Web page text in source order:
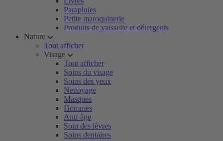
Parapluies
Petite maroquinerie
Produits de vaisselle et détergents
Nature
Tout afficher
Visage
Tout afficher
Soins du visage
Soins des yeux
Nettoyage
Masques
Hommes
Anti-âge
Soin des lèvres
Soins dentaires